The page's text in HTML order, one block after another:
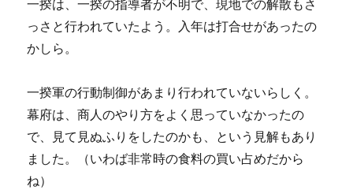
一揆は、一揆の指導者が不明で、現地での解散もさ
っさと行われていたよう。入年は打合せがあったの
かしら。
一揆軍の行動制御があまり行われていないらしく。
幕府は、商人のやり方をよく思っていなかったの
で、見て見ぬふりをしたのかも、という見解もあり
ました。（いわば非常時の食料の買い占めだから
ね）